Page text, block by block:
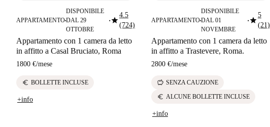
APPARTAMENTO■
DISPONIBILE
DAL 29
OTTOBRE
■star4.5
(724)
Appartamento con 1 camera da letto
in affitto a Casal Bruciato, Roma
1800 €/mese
euro BOLLETTE INCLUSE
+info
APPARTAMENTO■
DISPONIBILE
DAL 01
NOVEMBRE
■star5
(21)
Appartamento con 1 camera da letto
in affitto a Trastevere, Roma.
2800 €/mese
savings SENZA CAUZIONE
euro ALCUNE BOLLETTE INCLUSE
+info